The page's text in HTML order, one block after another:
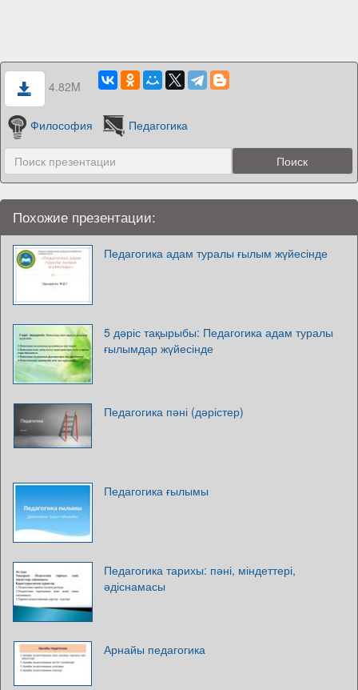
4.82M
Философия Педагогика
Похожие презентации:
Педагогика адам туралы ғылым жүйесінде
5 дәріс тақырыбы: Педагогика адам туралы
ғылымдар жүйесінде
Педагогика пәні (дәрістер)
Педагогика ғылымы
Педагогика тарихы: пәні, міндеттері,
әдіснамасы
Арнайы педагогика